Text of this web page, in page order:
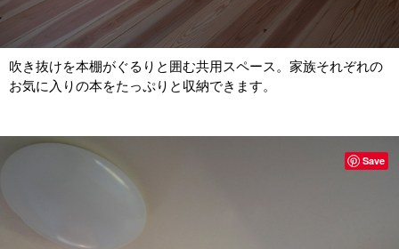
吹き抜けを本棚がぐるりと囲む共用スペース。家族それぞれの
お気に入りの本をたっぷりと収納できます。
Save